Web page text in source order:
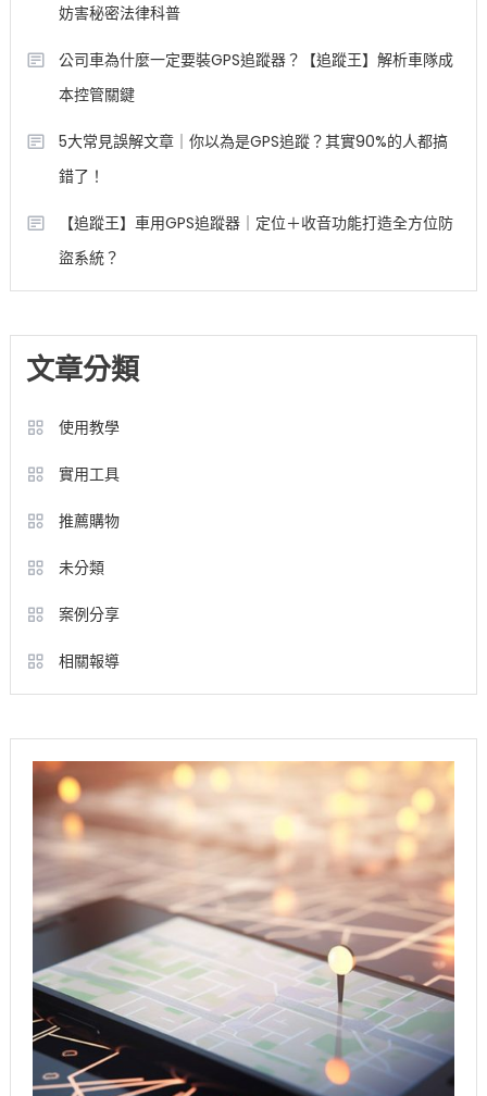
妨害秘密法律科普
公司車為什麼一定要裝GPS追蹤器？【追蹤王】解析車隊成
本控管關鍵
5大常見誤解文章｜你以為是GPS追蹤？其實90%的人都搞
錯了！
【追蹤王】車用GPS追蹤器｜定位＋收音功能打造全方位防
盜系統？
文章分類
使用教學
實用工具
推薦購物
未分類
案例分享
相關報導